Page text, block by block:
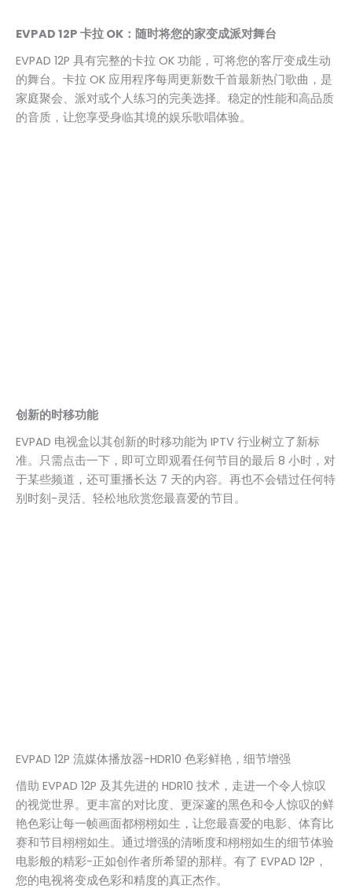
EVPAD 12P 卡拉 OK：随时将您的家变成派对舞台
EVPAD 12P 具有完整的卡拉 OK 功能，可将您的客厅变成生动
的舞台。卡拉 OK 应用程序每周更新数千首最新热门歌曲，是
家庭聚会、派对或个人练习的完美选择。稳定的性能和高品质
的音质，让您享受身临其境的娱乐歌唱体验。
创新的时移功能
EVPAD 电视盒以其创新的时移功能为 IPTV 行业树立了新标
准。只需点击一下，即可立即观看任何节目的最后 8 小时，对
于某些频道，还可重播长达 7 天的内容。再也不会错过任何特
别时刻-灵活、轻松地欣赏您最喜爱的节目。
EVPAD 12P 流媒体播放器-HDR10 色彩鲜艳，细节增强
借助 EVPAD 12P 及其先进的 HDR10 技术，走进一个令人惊叹
的视觉世界。更丰富的对比度、更深邃的黑色和令人惊叹的鲜
艳色彩让每一帧画面都栩栩如生，让您最喜爱的电影、体育比
赛和节目栩栩如生。通过增强的清晰度和栩栩如生的细节体验
电影般的精彩-正如创作者所希望的那样。有了 EVPAD 12P，
您的电视将变成色彩和精度的真正杰作。